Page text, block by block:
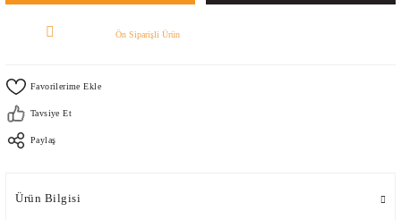
Ön Siparişli Ürün
Tavsiye Et
Paylaş
Ürün Bilgisi